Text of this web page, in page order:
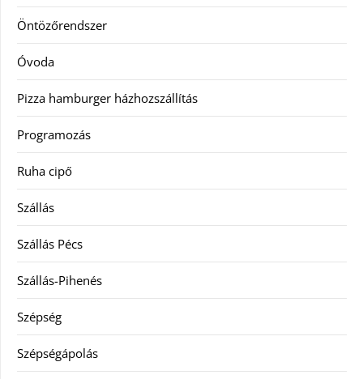
Öntözőrendszer
Óvoda
Pizza hamburger házhozszállítás
Programozás
Ruha cipő
Szállás
Szállás Pécs
Szállás-Pihenés
Szépség
Szépségápolás